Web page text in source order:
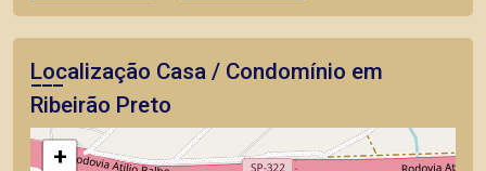
Localização Casa / Condomínio em
Ribeirão Preto
+